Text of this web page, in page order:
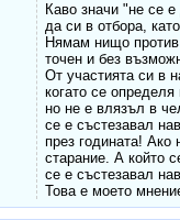
Каво значи "не се
да си в отбора,
Нямам нищо против
точен и без
От участията си в
когато се
но не е влязъл в
се е състезавал
през годината! Ако
старание. А който
се е състезавал
Това е моето